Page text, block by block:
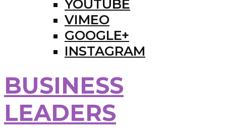
YOUTUBE
VIMEO
GOOGLE+
INSTAGRAM
BUSINESS
LEADERS